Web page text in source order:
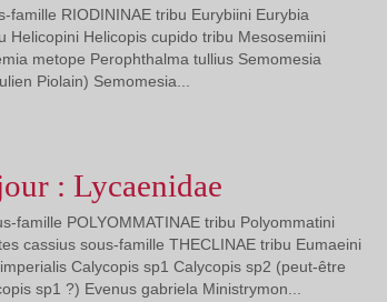
famille RIODININAE tribu Eurybiini Eurybia
Helicopini Helicopis cupido tribu Mesosemiini
metope Perophthalma tullius Semomesia
Piolain) Semomesia...
: Lycaenidae
famille POLYOMMATINAE tribu Polyommatini
cassius sous-famille THECLINAE tribu Eumaeini
Calycopis sp1 Calycopis sp2 (peut-être
sp1 ?) Evenus gabriela Ministrymon...